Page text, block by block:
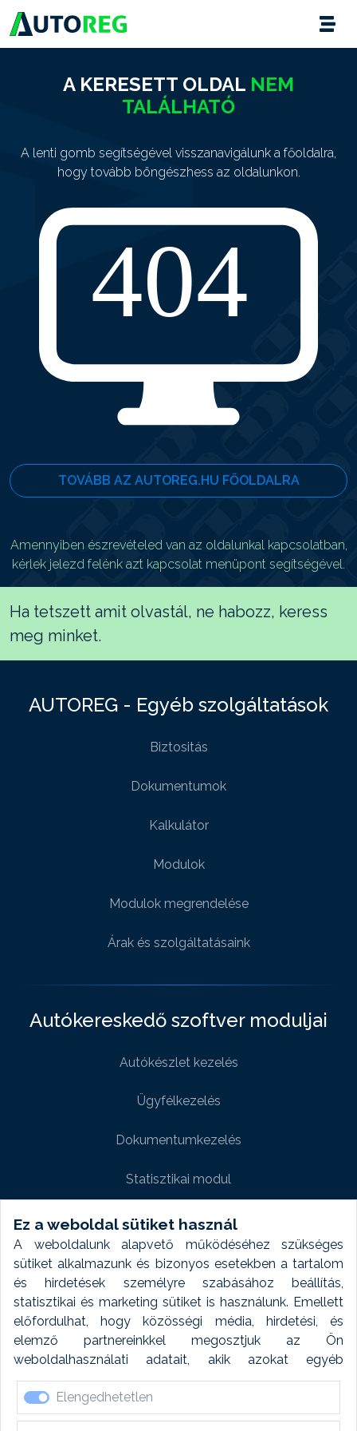
Ez a weboldal sütiket használ
A weboldalunk alapvető működéséhez szükséges
sütiket alkalmazunk és bizonyos esetekben a tartalom
és hirdetések személyre szabásához beállítás,
statisztikai és marketing sütiket is használunk. Emellett
előfordulhat, hogy közösségi média, hirdetési, és
elemző partnereinkkel megosztjuk az Ön
weboldalhasználati adatait, akik azokat egyéb
forrásokból gyűjtött adatokkal kombinálhatják. A sütik
elfogadásával kapcsolatosan naplózást végzünk és
ezen adatokat 6 hónap után automatikusan töröljük. A
Elengedhetetlen
A KERESETT OLDAL NEM
TALÁLHATÓ
A lenti gomb segítségével visszanavigálunk a főoldalra,
hogy tovább böngészhess az oldalunkon.
TOVÁBB AZ AUTOREG.HU FŐOLDALRA
Amennyiben észrevételed van az oldalunkal kapcsolatban,
kérlek jelezd felénk azt kapcsolat menüpont segítségével.
Ha tetszett amit olvastál, ne habozz, keress
meg minket.
AUTOREG - Egyéb szolgáltatások
Biztositás
Dokumentumok
Kalkulátor
Modulok
Modulok megrendelése
Árak és szolgáltatásaink
Autókereskedő szoftver moduljai
Autókészlet kezelés
Ügyfélkezelés
Dokumentumkezelés
Statisztikai modul
Weboldal modul
Fényképtár extra modul
Autómosó modul
Feladatütemezés